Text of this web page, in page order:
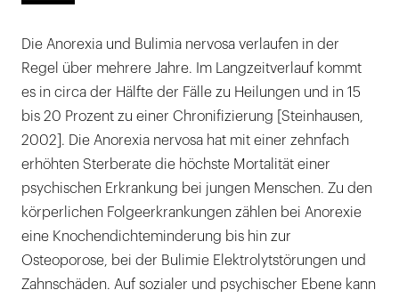
Die Anorexia und Bulimia nervosa verlaufen in der
Regel über mehrere Jahre. Im Langzeitverlauf kommt
es in circa der Hälfte der Fälle zu Heilungen und in 15
bis 20 Prozent zu einer Chronifizierung [Steinhausen,
2002]. Die Anorexia nervosa hat mit einer zehnfach
erhöhten Sterberate die höchste Mortalität einer
psychischen Erkrankung bei jungen Menschen. Zu den
körperlichen Folgeerkrankungen zählen bei Anorexie
eine Knochendichteminderung bis hin zur
Osteoporose, bei der Bulimie Elektrolytstörungen und
Zahnschäden. Auf sozialer und psychischer Ebene kann